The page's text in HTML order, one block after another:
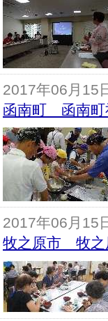
2017年06月15
函南町 函南町
2017年06月15
牧之原市 牧之